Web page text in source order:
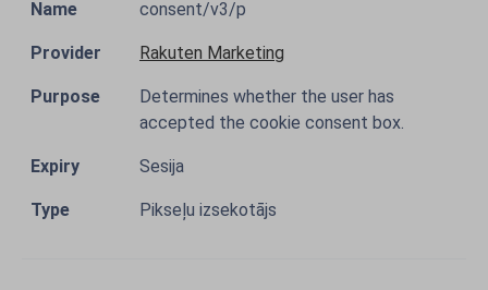
consent/v3/p
Rakuten Marketing
Determines whether the user has
accepted the cookie consent box.
Sesija
Pikseļu izsekotājs